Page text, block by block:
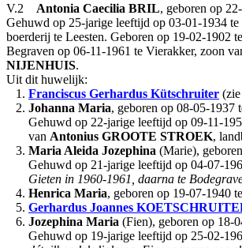
V.2 Antonia Caecilia BRIL, geboren op
Gehuwd op 25-jarige leeftijd op 03-01-1934
boerderij te Leesten. Geboren op 19-02-1902
Begraven op 06-11-1961 te Vierakker, zoon
NIJENHUIS.
Uit dit huwelijk:
1. Franciscus Gerhardus Kütschruiter
2. Johanna Maria, geboren op 08-05-1937
Gehuwd op 22-jarige leeftijd op 09-11-
van Antonius GROOTE STROEK,
3. Maria Aleida Jozephina (Marie),
Gehuwd op 21-jarige leeftijd op 04-07-
Gieten in 1960-1961, daarna te
4. Henrica Maria, geboren op 19-07-1940
5. Gerhardus Joannes
6. Jozephina Maria (Fien), geboren op 18-
Gehuwd op 19-jarige leeftijd op 25-02-